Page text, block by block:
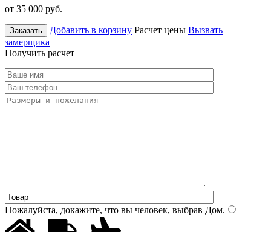
от 35 000 руб.
Заказать Добавить в корзину Расчет цены Вызвать
замерщика
Получить расчет
Пожалуйста, докажите, что вы человек, выбрав Дом.